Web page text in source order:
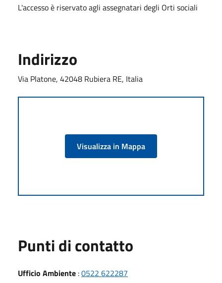
L'accesso è riservato agli assegnatari degli Orti sociali
Indirizzo
Via Platone, 42048 Rubiera RE, Italia
Visualizza in Mappa
Punti di contatto
Ufficio Ambiente :0522 622287